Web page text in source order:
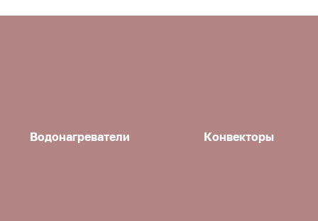
Водонагреватели Конвекторы